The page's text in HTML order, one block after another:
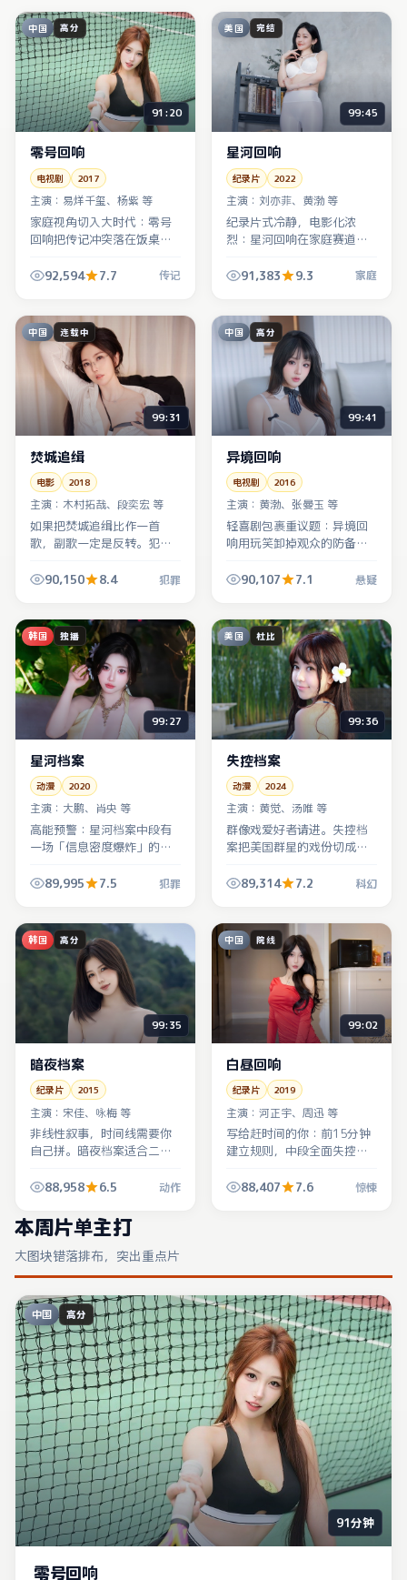
中国 高分
91:20
零号回响
电视剧 2017
主演： 易烊千玺、杨紫 等
家庭视角切入大时代：零号
回响把传记冲突落在饭桌、
气让宏大叙事落了地，催泪
92,594 7.7 传记
美国 完结
99:45
星河回响
纪录片 2022
主演： 刘亦菲、黄渤 等
纪录片式冷静，电影化浓
烈：星河回响在家庭赛道里
线，镜头语言比台词更吵，
91,383 9.3 家庭
中国 连载中
99:31
焚城追缉
电影 2018
主演： 木村拓哉、段奕宏 等
如果把焚城追缉比作一首
歌，副歌一定是反转。犯罪
刻薄观察，适合喜欢烧脑的
90,150 8.4 犯罪
中国 高分
99:41
异境回响
电视剧 2016
主演： 黄渤、张曼玉 等
轻喜剧包裹重议题：异境回
响用玩笑卸掉观众的防备，
桌上，笑完会愣住两秒。
90,107 7.1 悬疑
韩国 独播
99:27
星河档案
动漫 2020
主演： 大鹏、肖央 等
高能预警：星河档案中段有
一场「信息密度爆炸」的对
停顿撑起，建议调大音量听
89,995 7.5 犯罪
美国 杜比
99:36
失控档案
动漫 2024
主演： 黄觉、汤唯 等
群像戏爱好者请进。失控档
案把美国群星的戏份切成齿
壳，内核是「谁在为谁背
89,314 7.2 科幻
韩国 高分
99:35
暗夜档案
纪录片 2015
主演： 宋佳、咏梅 等
非线性叙事，时间线需要你
自己拼。暗夜档案适合二
对表盘与道具细节，动作线
88,958 6.5 动作
中国 院线
99:02
白昼回响
纪录片 2019
主演： 河正宇、周迅 等
写给赶时间的你：前15分钟
建立规则，中段全面失控，
大陆）是那种「看完想立刻
88,407 7.6 惊悚
本周片单主打
大图块错落排布，突出重点片
中国 高分
91分钟
零号回响